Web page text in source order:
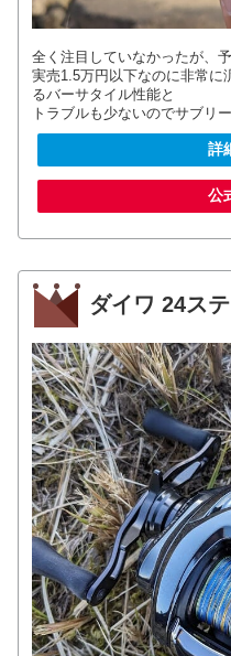
全く注目していなかったが、
実売1.5万円以下なのに非常に
るバーサタイル性能と
トラブルも少ないのでサブリ
詳
公
ダイワ 24ス